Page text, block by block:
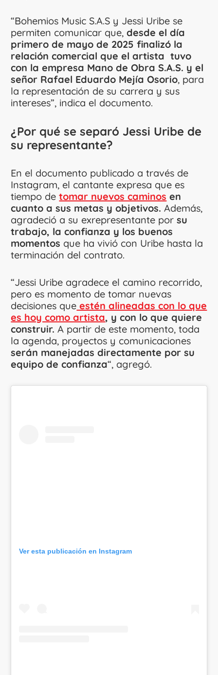
“Bohemios Music S.A.S y Jessi Uribe se
permiten comunicar que,desde el día
primero de mayo de 2025 finalizó la
relación comercial que el artista tuvo
con la empresa Mano de Obra S.A.S. y el
señor Rafael Eduardo Mejía Osorio, para
la representación de su carrera y sus
intereses”, indica el documento.
¿Por qué se separó Jessi Uribe de
su representante?
En el documento publicado a través de
Instagram, el cantante expresa que es
tiempo detomar nuevos caminos en
cuanto a sus metas y objetivos. Además,
agradeció a su exrepresentante por su
trabajo, la confianza y los buenos
momentos que ha vivió con Uribe hasta la
terminación del contrato.
“Jessi Uribe agradece el camino recorrido,
pero es momento de tomar nuevas
decisiones que estén alineadas con lo que
es hoy como artista, y con lo que quiere
construir. A partir de este momento, toda
la agenda, proyectos y comunicaciones
serán manejadas directamente por su
equipo de confianza“, agregó.
Ver esta publicación en Instagram